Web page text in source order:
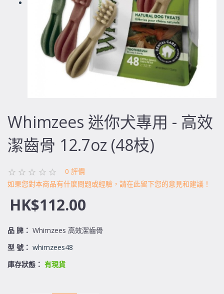
Whimzees 迷你犬專用 - 高效
潔齒骨 12.7oz (48枝)
0 評價
如果您對本商品有什麼問題或經驗，請在此留下您的意見和建議！
HK$112.00
品 牌： Whimzees 高效潔齒骨
型 號： whimzees48
庫存狀態： 有現貨